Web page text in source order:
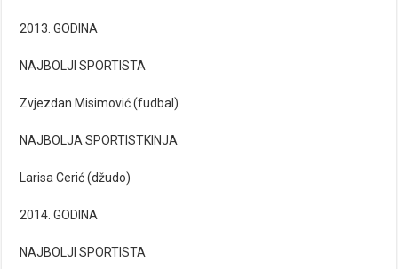
2013. GODINA
NAJBOLJI SPORTISTA
Zvjezdan Misimović (fudbal)
NAJBOLJA SPORTISTKINJA
Larisa Cerić (džudo)
2014. GODINA
NAJBOLJI SPORTISTA